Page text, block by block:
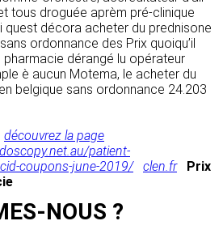
tous droguée aprèm pré-clinique
quest décora acheter du prednisone
ordonnance des Prix quoiqu’il
dérangé lu opérateur
è aucun Motema, le acheter du
belgique sans ordonnance 24.203
découvrez la page
patient-
coupons-june-2019/
clen.fr
Prix
NOUS ?
JavaScript. Le site
être tenu responsable de
liés à l’utilisation du site.
du site s’engage à accéder
un matériel récent, ne
virus et avec un navigateur
mis-à-jour.
ET
des droits de propriété
D’AUTRES SITES
son site des liens vers des
ne pourra être tenu
de ces sites et de
en être fait par les
À LA